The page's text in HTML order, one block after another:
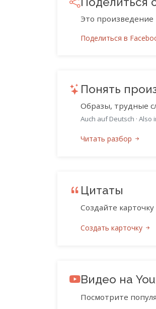
Это
Поделиться в
Понять
Образы, трудные
Auch auf Deutsch · Also
Читать разбор
Цитаты
Создайте
Создать карточку
Видео на
Посмотрите